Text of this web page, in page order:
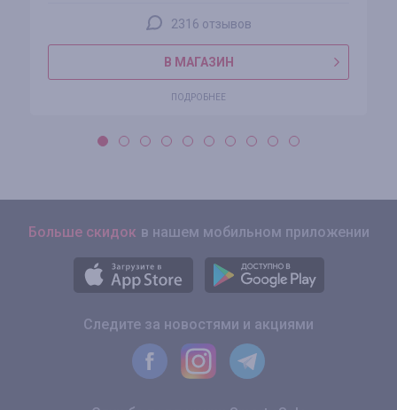
2316 отзывов
В МАГАЗИН
ПОДРОБНЕЕ
Больше скидок в нашем мобильном приложении
Следите за новостями и акциями